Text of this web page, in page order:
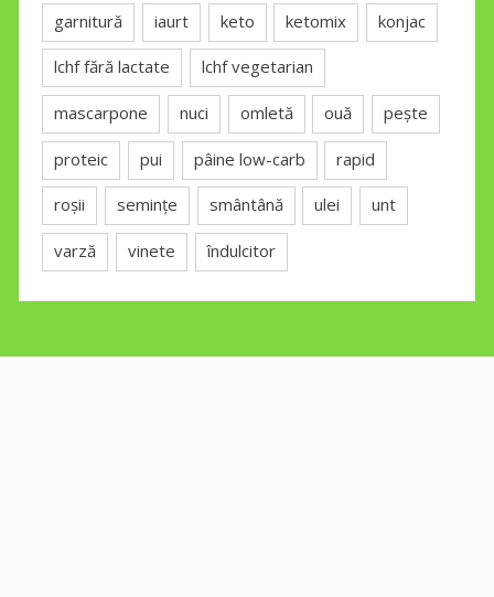
garnitură iaurt keto ketomix konjac
lchf fără lactate lchf vegetarian
mascarpone nuci omletă ouă pește
proteic pui pâine low-carb rapid
roșii semințe smântână ulei unt
varză vinete îndulcitor